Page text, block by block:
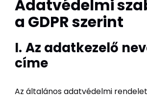
Adatvédelmi
a GDPR szerint
I. Az adatkezelő
címe
Az általános adatvédelmi